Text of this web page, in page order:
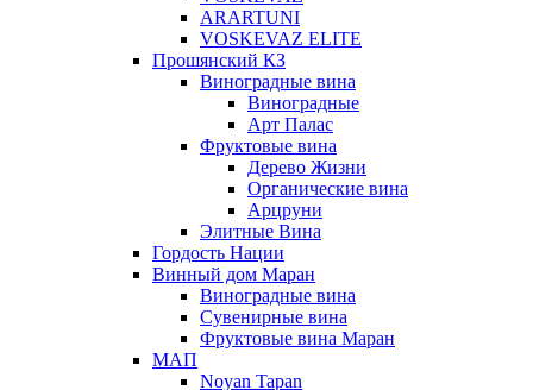
ARARTUNI
VOSKEVAZ ELITE
Прошянский КЗ
Виноградные вина
Виноградные
Арт Палас
Фруктовые вина
Дерево Жизни
Органические вина
Арцруни
Элитные Вина
Гордость Нации
Винный дом Маран
Виноградные вина
Сувенирные вина
Фруктовые вина Маран
МАП
Noyan Tapan